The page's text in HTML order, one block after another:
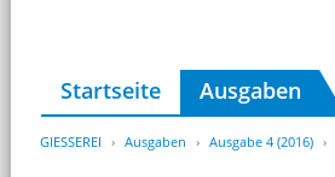
Startseite Ausgaben
GIESSEREI Ausgaben Ausgabe 4 (2016)